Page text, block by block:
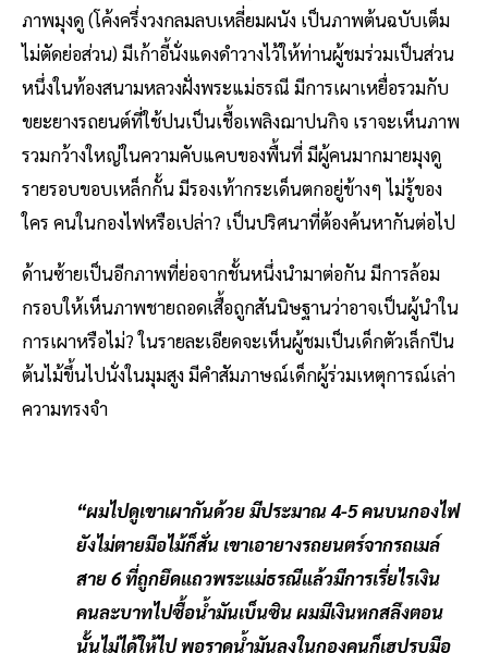
ภาพมุงดู (โค้งครึ่งวงกลมลบเหลี่ยมผนัง เป็นภาพต้นฉบับเต็ม
ไม่ตัดย่อส่วน) มีเก้าอี้นั่งแดงดำวางไว้ให้ท่านผู้ชมร่วมเป็นส่วน
หนึ่งในท้องสนามหลวงฝั่งพระแม่ธรณี มีการเผาเหยื่อรวมกับ
ขยะยางรถยนต์ที่ใช้ปนเป็นเชื้อเพลิงฌาปนกิจ เราจะเห็นภาพ
รวมกว้างใหญ่ในความคับแคบของพื้นที่ มีผู้คนมากมายมุงดู
รายรอบขอบเหล็กกั้น มีรองเท้ากระเด็นตกอยู่ข้างๆ ไม่รู้ของ
ใคร คนในกองไฟหรือเปล่า? เป็นปริศนาที่ต้องค้นหากันต่อไป
ด้านซ้ายเป็นอีกภาพที่ย่อจากชั้นหนึ่งนำมาต่อกัน มีการล้อม
กรอบให้เห็นภาพชายถอดเสื้อถูกสันนิษฐานว่าอาจเป็นผู้นำใน
การเผาหรือไม่? ในรายละเอียดจะเห็นผู้ชมเป็นเด็กตัวเล็กปีน
ต้นไม้ขึ้นไปนั่งในมุมสูง มีคำสัมภาษณ์เด็กผู้ร่วมเหตุการณ์เล่า
ความทรงจำ
“ผมไปดูเขาเผากันด้วย มีประมาณ 4-5 คนบนกองไฟ
ยังไม่ตายมือไม้ก็สั่น เขาเอายางรถยนตร์จากรถเมล์
สาย 6 ที่ถูกยึดแถวพระแม่ธรณีแล้วมีการเรี่ยไรเงิน
คนละบาทไปซื้อน้ำมันเบ็นซิน ผมมีเงินหกสลึงตอน
นั้นไม่ได้ให้ไป พอราดน้ำมันลงในกองคนก็เฮปรบมือ